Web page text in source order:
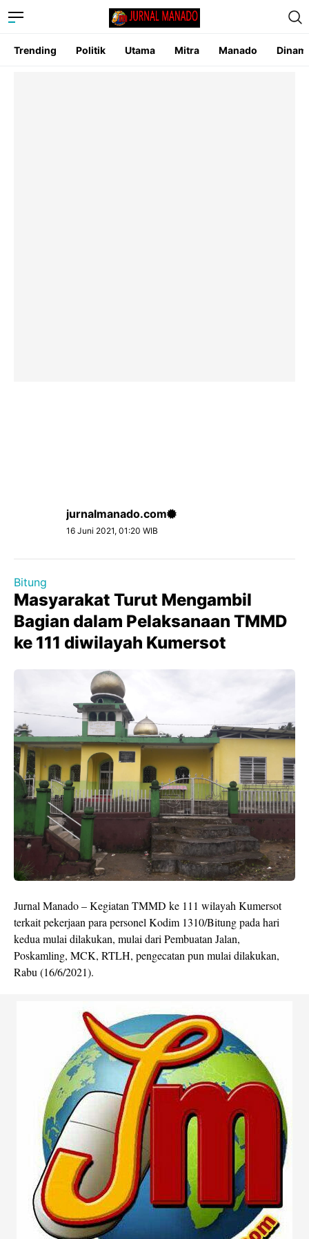
Trending Politik Utama Mitra Manado
jurnalmanado.com
16 Juni 2021, 01:20 WIB
Bitung
Masyarakat Turut Mengambil
Bagian dalam Pelaksanaan TMMD
ke 111 diwilayah Kumersot
Jurnal Manado – Kegiatan TMMD ke 111 wilayah Kumersot
terkait pekerjaan para personel Kodim 1310/Bitung pada hari
kedua mulai dilakukan, mulai dari Pembuatan Jalan,
Poskamling, MCK, RTLH, pengecatan pun mulai dilakukan,
Rabu (16/6/2021).